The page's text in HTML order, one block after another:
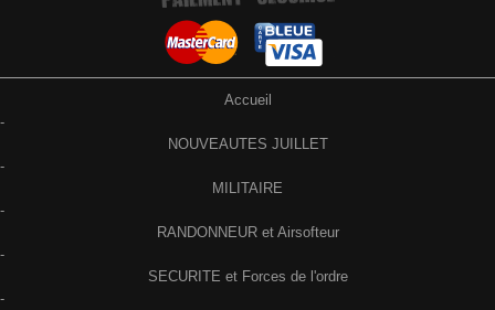
Accueil
-
NOUVEAUTES JUILLET
-
MILITAIRE
-
RANDONNEUR et Airsofteur
-
SECURITE et Forces de l'ordre
-